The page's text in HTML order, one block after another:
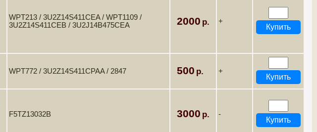
WPT213 / 3U2Z14S411CEA / WPT1109 /
3U2Z14S411CEB / 3U2J14B475CEA
2000 +
WPT772 / 3U2Z14S411CPAA / 2847 500 +
F5TZ13032B 3000 -